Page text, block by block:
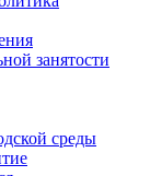
занятости
среды